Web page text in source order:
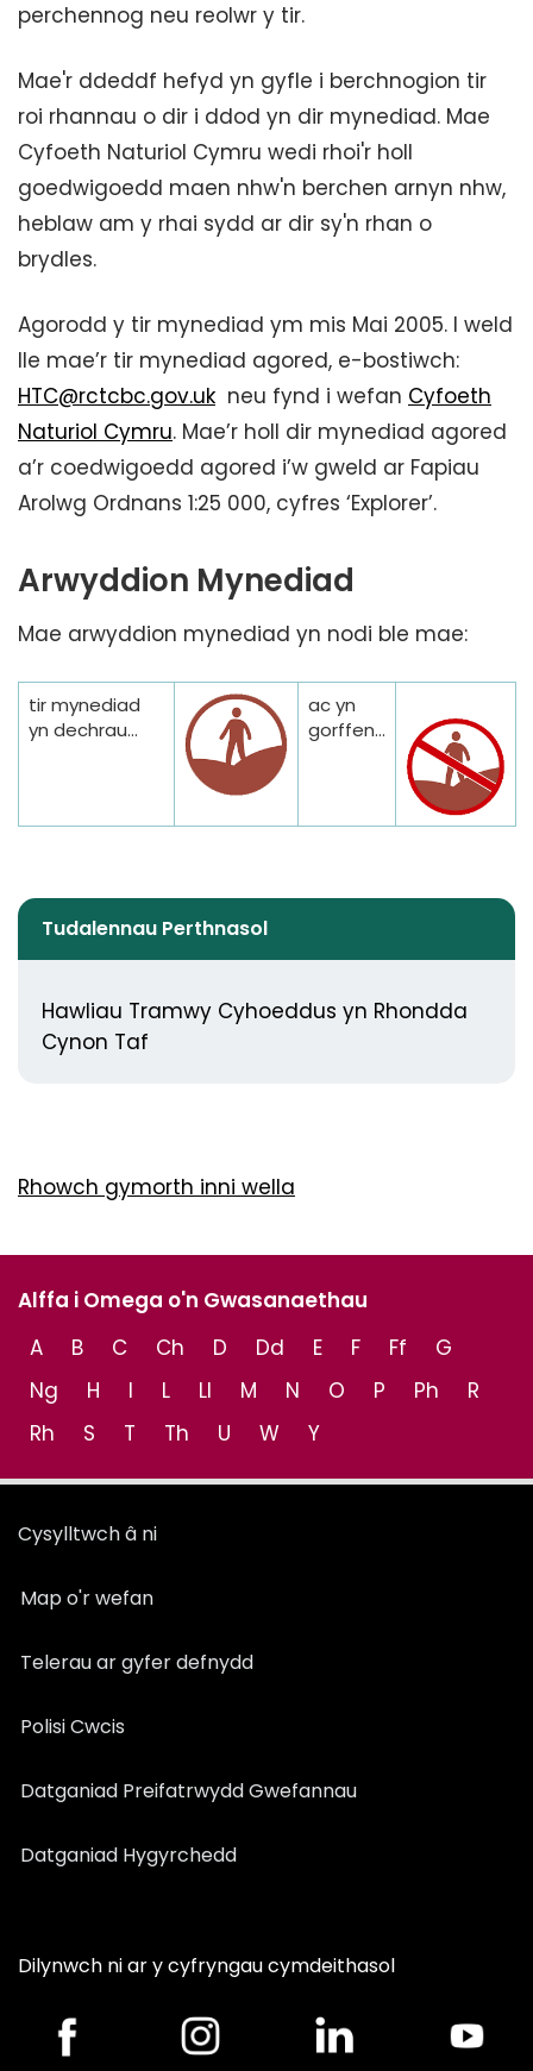
perchennog neu reolwr y tir.
Mae'r ddeddf hefyd yn gyfle i berchnogion tir
roi rhannau o dir i ddod yn dir mynediad. Mae
Cyfoeth Naturiol Cymru wedi rhoi'r holl
goedwigoedd maen nhw'n berchen arnyn nhw,
heblaw am y rhai sydd ar dir sy'n rhan o
brydles.
Agorodd y tir mynediad ym mis Mai 2005. I weld
lle mae’r tir mynediad agored, e-bostiwch:
HTC@rctcbc.gov.uk neu fynd i wefan Cyfoeth
Naturiol Cymru. Mae’r holl dir mynediad agored
a’r coedwigoedd agored i’w gweld ar Fapiau
Arolwg Ordnans 1:25 000, cyfres ‘Explorer’.
Arwyddion Mynediad
Mae arwyddion mynediad yn nodi ble mae:
s
i
tir mynediad
yn dechrau...
ac yn
gorffen...
Tudalennau Perthnasol
Hawliau Tramwy Cyhoeddus yn Rhondda
Cynon Taf
Rhowch gymorth inni wella
Alffa i Omega o'n Gwasanaethau
A
B C Ch D Dd E F Ff
G
Ng
H I L Ll M N O P Ph
R
Rh
S T Th U W Y
Cysylltwch â ni
Map o'r wefan
Telerau ar gyfer defnydd
Polisi Cwcis
Datganiad Preifatrwydd Gwefannau
Datganiad Hygyrchedd
Dilynwch ni ar y cyfryngau cymdeithasol